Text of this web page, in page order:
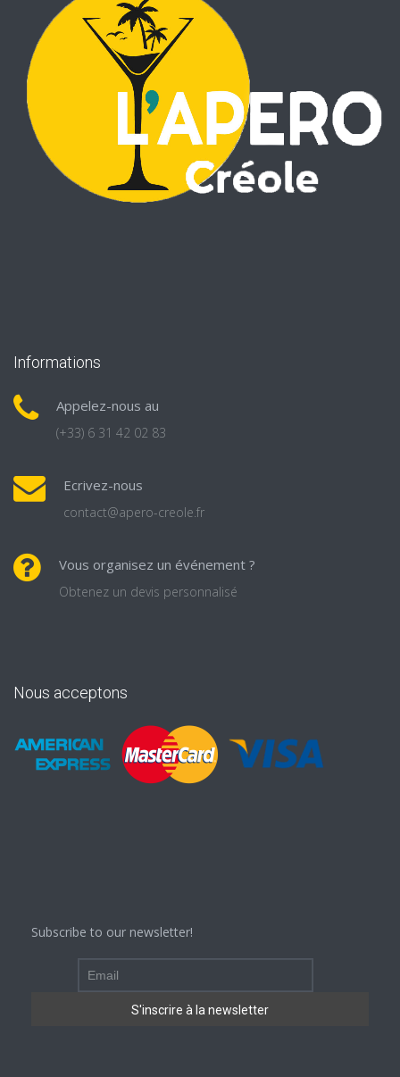
Informations
Appelez-nous au
(+33) 6 31 42 02 83
Ecrivez-nous
contact@apero-creole.fr
Vous organisez un événement ?
Obtenez un devis personnalisé
Nous acceptons
Subscribe to our newsletter!